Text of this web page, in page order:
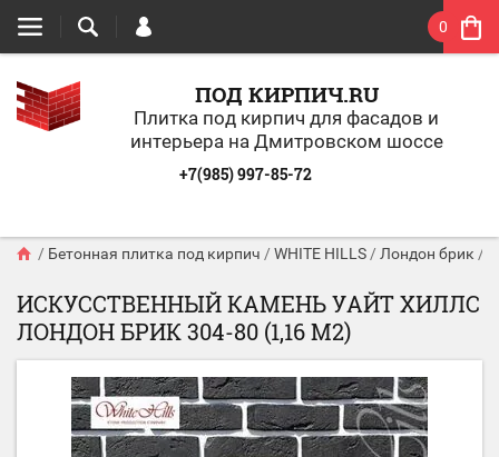
0
ПОД КИРПИЧ.RU
Плитка под кирпич для фасадов и
интерьера на Дмитровском шоссе
+7(985) 997-85-72
/ Бетонная плитка под кирпич / WHITE HILLS / Лондон брик /
ИСКУССТВЕННЫЙ КАМЕНЬ УАЙТ ХИЛЛС
ЛОНДОН БРИК 304-80 (1,16 М2)